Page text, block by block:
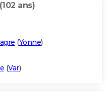
(102 ans)
(Yonne)
(Var)